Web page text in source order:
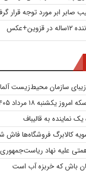
ابر مورد توجه قرار
سازمان محیط‌زیست
یکشنبه ۱۸ مرداد ۱۴۰۵
نماینده به قالیباف
کالابرگ فروشگاه‌ها فاش
نان باش که خربزه آب است